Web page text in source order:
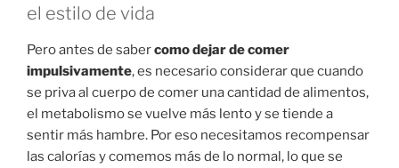
el estilo de vida
Pero antes de sabercomo dejar de comer
impulsivamente, es necesario considerar que cuando
se priva al cuerpo de comer una cantidad de alimentos,
el metabolismo se vuelve más lento y se tiende a
sentir más hambre. Por eso necesitamos recompensar
las calorías y comemos más de lo normal, lo que se